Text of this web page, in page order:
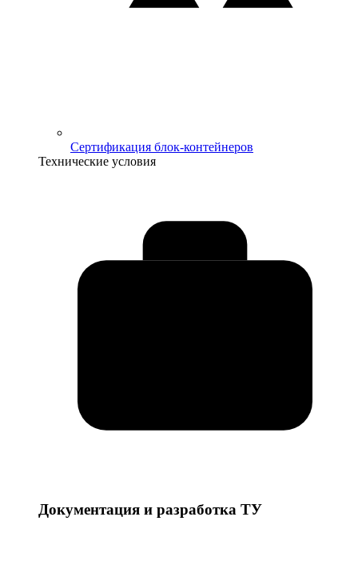
Сертификация блок-контейнеров
Технические условия
Документация и разработка ТУ